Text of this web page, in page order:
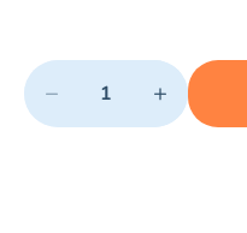
Quantity
− +
Minimum quantity: 1
Add 1 item to cart